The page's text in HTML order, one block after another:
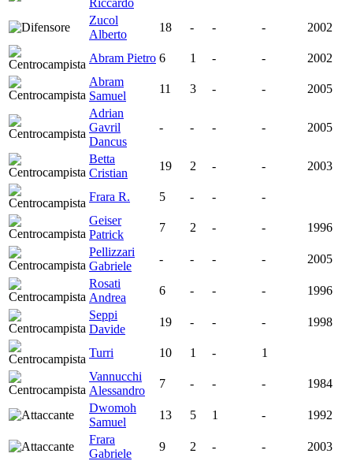
Zucol
Alberto
18 - - - 2002
Abram Pietro 6 1 - -
2002
Abram
Samuel
11 3 - -
2005
Adrian
Gavril
Dancus
- - - - 2005
Betta
Cristian
19 2 - - 2003
Frara R. 5 - -
-
Geiser
Patrick
7 2 - -
1996
Pellizzari
Gabriele
- - - -
2005
Rosati
Andrea
6 - - -
1996
Seppi
Davide
19 - - - 1998
Turri 10 1 -
1
Vannucchi
Alessandro
7 - - -
1984
Dwomoh
Samuel
13 5 1 -
1992
Frara
Gabriele
9 2 - -
2003